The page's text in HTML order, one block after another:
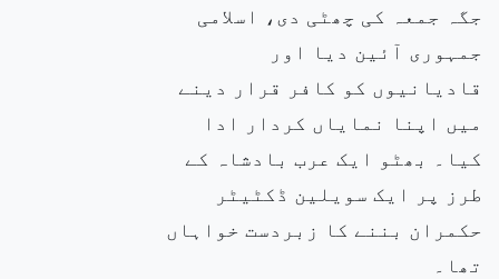
جگہ جمعہ کی چھٹی دی، اسلامی
جمہوری آئین دیا اور
قادیانیوں کو کافر قرار دینے
میں اپنا نمایاں کردار ادا
کیا۔ بھٹو ایک عرب بادشاہ کے
طرز پر ایک سویلین ڈکٹیٹر
حکمران بننے کا زبردست خواہاں
تھا۔